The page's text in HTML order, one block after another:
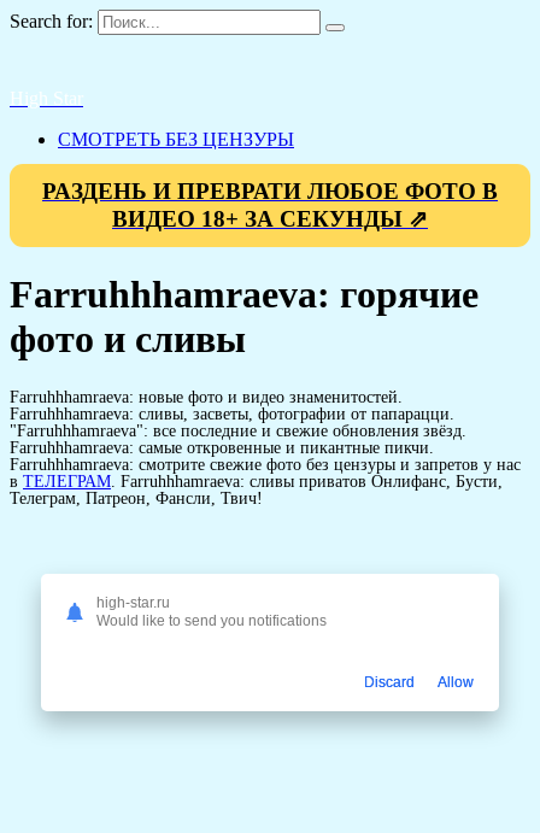
Search for:
High Star
СМОТРЕТЬ БЕЗ ЦЕНЗУРЫ
РАЗДЕНЬ И ПРЕВРАТИ ЛЮБОЕ ФОТО В
ВИДЕО 18+ ЗА СЕКУНДЫ ⇗
Farruhhhamraeva: горячие
фото и сливы
Farruhhhamraeva: новые фото и видео знаменитостей.
Farruhhhamraeva: сливы, засветы, фотографии от папарацци.
"Farruhhhamraeva": все последние и свежие обновления звёзд.
Farruhhhamraeva: самые откровенные и пикантные пикчи.
Farruhhhamraeva: смотрите свежие фото без цензуры и запретов у нас
в ТЕЛЕГРАМ . Farruhhhamraeva: сливы приватов Онлифанс, Бусти,
Телеграм, Патреон, Фансли, Твич!
high-star.ru
Would like to send you notifications
Discard Allow